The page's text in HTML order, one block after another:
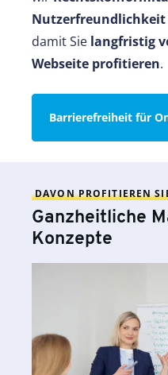
Nutzerfreundlichkeit
damit Sie langfristig
Webseite profitieren.
Barrierefreiheit für
DAVON PROFITIEREN
Ganzheitliche
Konzepte